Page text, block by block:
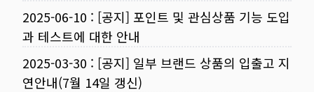
2025-06-10 : [공지] 포인트 및 관심상품 기능 도입
과 테스트에 대한 안내
2025-03-30 : [공지] 일부 브랜드 상품의 입출고 지
연안내(7월 14일 갱신)